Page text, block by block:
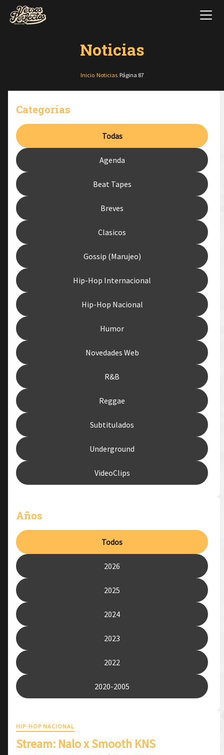
Noticias
Inicio/ Noticias/ Página 87
Categorías
Todas
Agenda
Beat Tapes
Breves
Clasicos
Gossip (Marujeo)
Hip-Hop Internacional
Hip-Hop Nacional
Humor
Novedades Web
R&B
Reggae
Subtitulados
Underground
VideoClips
Años
Todos
2026
2025
2024
2023
2022
2020-2005
HIP-HOP NACIONAL
Stream: Nalo x Smooth KNS